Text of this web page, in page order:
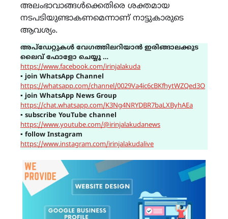
അലംഭാവാങ്ങൾക്കെതിരെ ശക്തമായ
നടപടിയുണ്ടാകണമെന്നാണ് നാട്ടുകാരുടെ
ആവശ്യം.
അപ്ഡേറ്റുകൾ വേഗത്തിലറിയാൻ ഇരിങ്ങാലക്കുട
ലൈവ് ഫോളോ ചെയ്യൂ …
https://www.facebook.com/irinjalakuda
▪ join WhatsApp Channel
https://whatsapp.com/channel/0029Va4ic6cBKfhytWZQed3O
▪ join WhatsApp News Group
https://chat.whatsapp.com/K3Ng4NRYDBR7baLXByhAEa
▪ subscribe YouTube channel
https://www.youtube.com/@irinjalakudanews
▪ follow Instagram
https://www.instagram.com/irinjalakudalive